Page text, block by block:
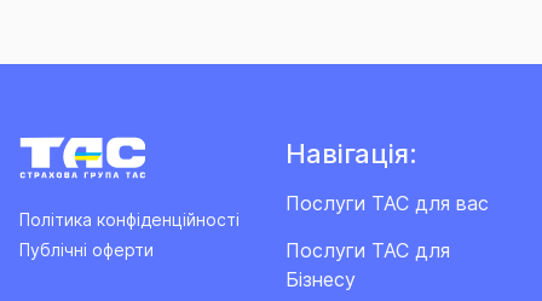
Політика конфіденційності
Публічні оферти
Навігація:
Послуги ТАС для вас
Послуги ТАС для
Бізнесу